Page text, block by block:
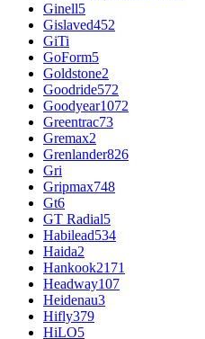
Ginell5
Gislaved452
GiTi
GoForm5
Goldstone2
Goodride572
Goodyear1072
Greentrac73
Gremax2
Grenlander826
Gri
Gripmax748
Gt6
GT Radial5
Habilead534
Haida2
Hankook2171
Headway107
Heidenau3
Hifly379
HiLO5